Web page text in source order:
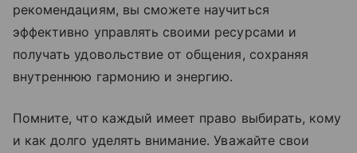
рекомендациям, вы сможете научиться
эффективно управлять своими ресурсами и
получать удовольствие от общения, сохраняя
внутреннюю гармонию и энергию.
Помните, что каждый имеет право выбирать, кому
и как долго уделять внимание. Уважайте свои